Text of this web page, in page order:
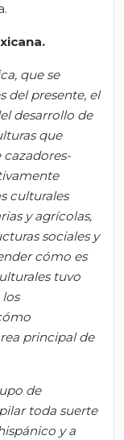
que se
del presente, el
desarrollo de
que
cazadores-
culturales
y agrícolas,
sociales y
cómo es
tuvo
principal de
de
toda suerte
y a